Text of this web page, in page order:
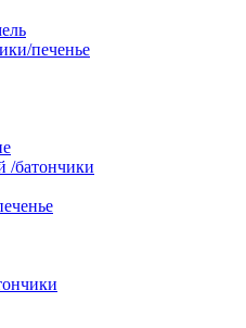
печенье
/батончики